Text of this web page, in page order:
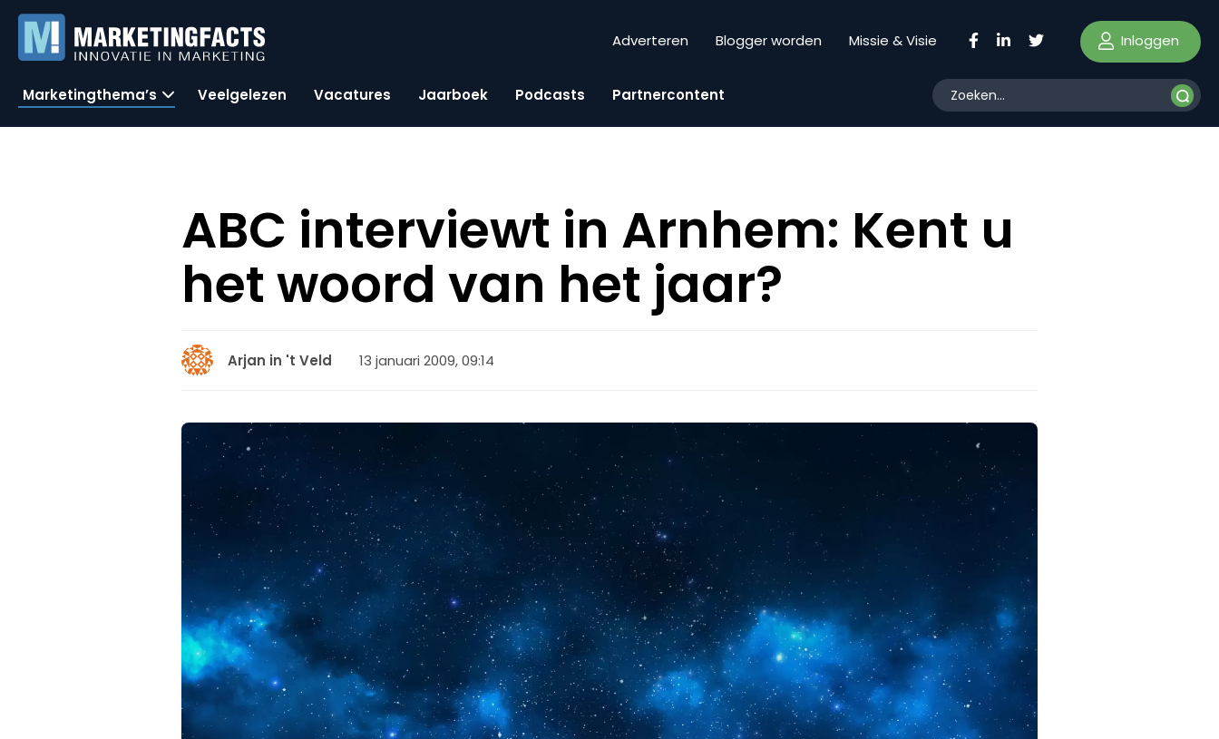
Adverteren Blogger worden Missie & Visie Inloggen
Marketingthema’s Veelgelezen Vacatures Jaarboek Podcasts Partnercontent
ABC interviewt in Arnhem: Kent u
het woord van het jaar?
Arjan in 't Veld 13 januari 2009, 09:14